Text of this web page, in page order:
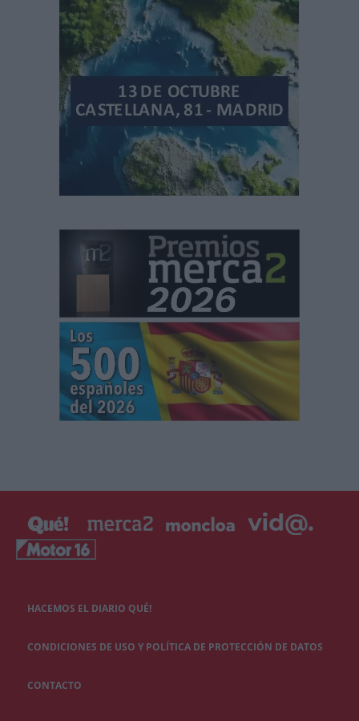
HACEMOS EL DIARIO QUÉ!
CONDICIONES DE USO Y POLÍTICA DE PROTECCIÓN DE DATOS
CONTACTO